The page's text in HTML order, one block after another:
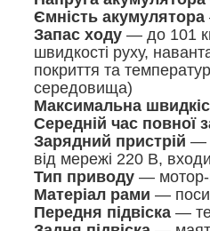
Ємність акумулятора
Запас ходу — до 101
швидкості руху,
покриття та
середовища)
Максимальна
Середній час повної
Зарядний пристрій —
від мережі 220 В,
Тип приводу — мотор-
Матеріал рами —
Передня підвіска —